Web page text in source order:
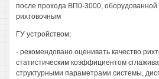
после прохода ВП0-3000,
рихтовочным
ГУ устройством;
- рекомендовано оценивать качество
статистическим коэффициентом
структурными параметрами системы,